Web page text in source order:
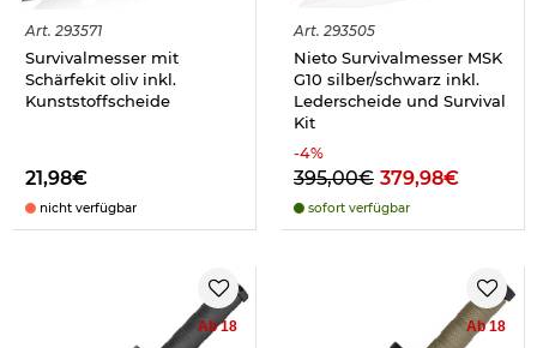
Art. 293571
Survivalmesser mit
Schärfekit oliv inkl.
Kunststoffscheide
21,98€
nicht verfügbar
Art. 293505
Nieto Survivalmesser MSK
G10 silber/schwarz inkl.
Lederscheide und Survival
Kit
-4%
395,00€ 379,98€
sofort verfügbar
Ab 18 Ab 18